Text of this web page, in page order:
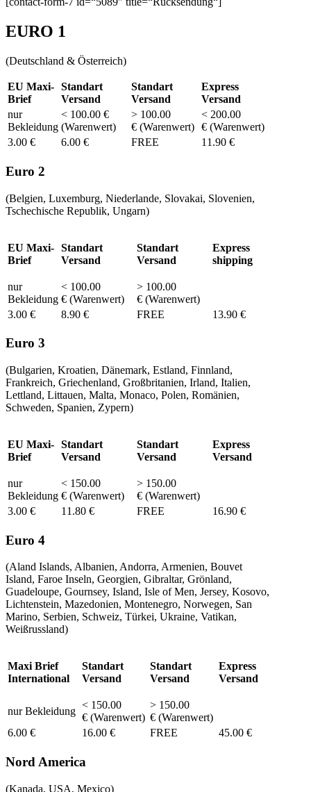
EURO 1
(Deutschland & Österreich)
EU Maxi-
Brief
Standart
Versand
Standart
Versand
Express
Versand
nur
Bekleidung
< 100.00 €
(Warenwert)
> 100.00
€ (Warenwert)
< 200.00
€ (Warenwert)
3.00 €
6.00 € FREE 11.90 €
Euro 2
(Belgien, Luxemburg, Niederlande, Slovakai, Slovenien,
Tschechische Republik, Ungarn)
EU Maxi-
Brief
Standart
Versand
Standart
Versand
Express
shipping
nur
Bekleidung
< 100.00
€ (Warenwert)
> 100.00
€ (Warenwert)
3.00 €
8.90 € FREE 13.90 €
Euro 3
(Bulgarien, Kroatien, Dänemark, Estland, Finnland,
Frankreich, Griechenland, Großbritanien, Irland, Italien,
Lettland, Littauen, Malta, Monaco, Polen, Romänien,
Schweden, Spanien, Zypern)
EU Maxi-
Brief
Standart
Versand
Standart
Versand
Express
Versand
nur
Bekleidung
< 150.00
€ (Warenwert)
> 150.00
€ (Warenwert)
3.00 €
11.80 € FREE 16.90 €
Euro 4
(Aland Islands, Albanien, Andorra, Armenien, Bouvet
Island, Faroe Inseln, Georgien, Gibraltar, Grönland,
Guadeloupe, Gournsey, Island, Isle of Men, Jersey, Kosovo,
Lichtenstein, Mazedonien, Montenegro, Norwegen, San
Marino, Serbien, Schweiz, Türkei, Ukraine, Vatikan,
Weißrussland)
Maxi Brief
International
Standart
Versand
Standart
Versand
Express
Versand
nur Bekleidung
< 150.00
€ (Warenwert)
> 150.00
€ (Warenwert)
6.00 €
16.00 € FREE 45.00 €
Nord America
(Kanada, USA, Mexico)